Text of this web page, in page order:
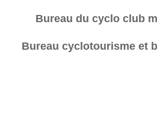
Bureau du cyclo club
Bureau cyclotourisme et